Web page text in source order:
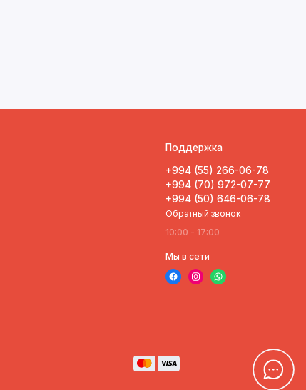
Поддержка
+994 (55) 266-06-78
+994 (70) 972-07-77
+994 (50) 646-06-78
Обратный звонок
10:00 - 17:00
Мы в сети